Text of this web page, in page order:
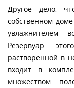
Другое дело,
собственном
увлажнителем
Резервуар
растворенной в
входит в
множеством